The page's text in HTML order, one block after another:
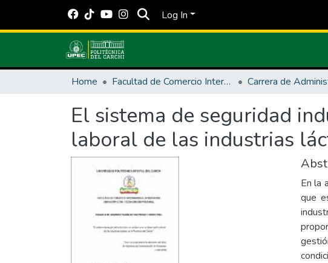
Log In
Home Facultad de Comercio Internacional, Integración, Administración y Economía Empresarial
El sistema de seguridad
laboral de las industrias
En la
que